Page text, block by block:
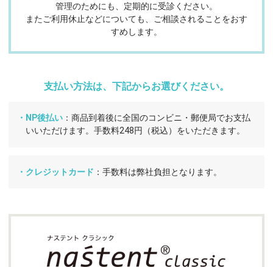
管理のためにも、定期的に受診ください。
またご利用休止などについても、ご相談されることをおす
すめします。
支払い方法は、下記からお選びください。
・NP後払い ：商品到着後に全国のコンビニ・郵便局でお支払
いいただけます。手数料248円（税込）をいただきます。
・クレジットカード ：手数料は弊社負担となります。